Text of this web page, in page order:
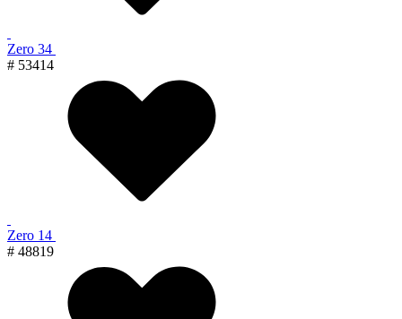
Zero 34
# 53414
Zero 14
# 48819